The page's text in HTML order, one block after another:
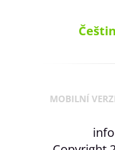
MOBILNÍ